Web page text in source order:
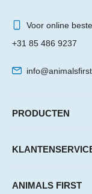
Voor online
+31 85 486 9237
PRODUCTEN
ANIMALS FIRST